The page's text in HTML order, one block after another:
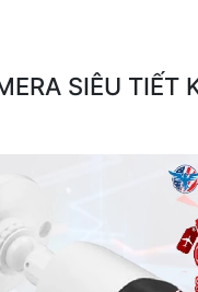
SIÊU TIẾT